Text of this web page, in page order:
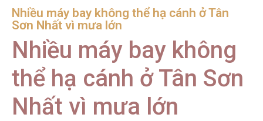
Nhiều máy bay không thể hạ cánh ở Tân
Sơn Nhất vì mưa lớn
Nhiều máy bay không
thể hạ cánh ở Tân Sơn
Nhất vì mưa lớn